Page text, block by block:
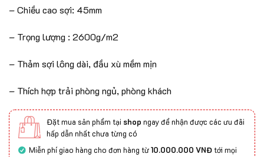
– Chiều cao sợi: 45mm
– Trọng lượng : 2600g/m2
– Thảm sợi lông dài, đầu xù mềm mịn
– Thích hợp trải phòng ngủ, phòng khách
Đặt mua sản phẩm tại shop ngay để nhận được các ưu đãi
hấp dẫn nhất chưa từng có
Miễn phí giao hàng cho đơn hàng từ10.000.000 VNĐtới mọi